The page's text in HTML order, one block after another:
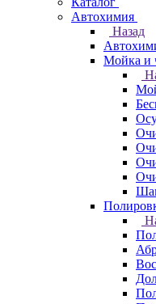
Автохимия
Назад
Мойка и